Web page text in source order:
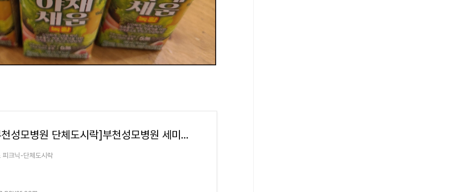
[부천성모병원 단체도시락]부천성모병원 세미나도시락<목동도시락/단체도시락/도시락케이터링:
피크닉-단체도시락